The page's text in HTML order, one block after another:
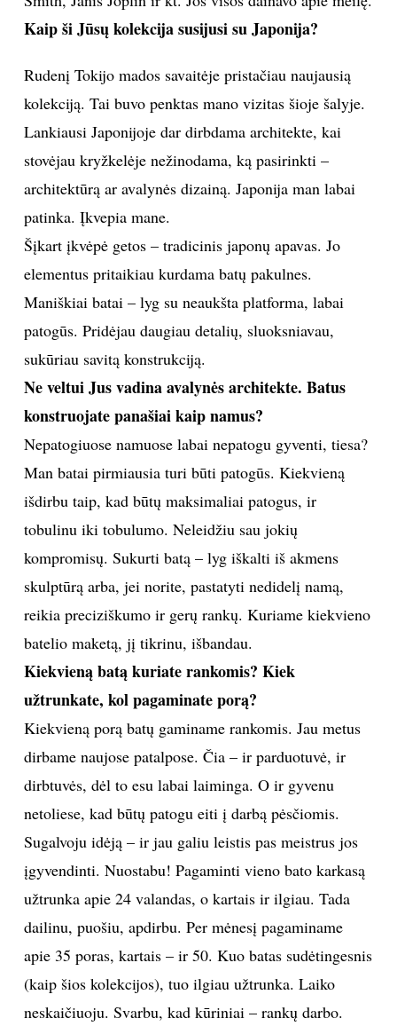
Kaip ši Jūsų kolekcija susijusi su Japonija?
Rudenį Tokijo mados savaitėje pristačiau naujausią
kolekciją. Tai buvo penktas mano vizitas šioje šalyje.
Lankiausi Japonijoje dar dirbdama architekte, kai
stovėjau kryžkelėje nežinodama, ką pasirinkti –
architektūrą ar avalynės dizainą. Japonija man labai
patinka. Įkvepia mane.
Šįkart įkvėpė getos – tradicinis japonų apavas. Jo
elementus pritaikiau kurdama batų pakulnes.
Maniškiai batai – lyg su neaukšta platforma, labai
patogūs. Pridėjau daugiau detalių, sluoksniavau,
sukūriau savitą konstrukciją.
Ne veltui Jus vadina avalynės architekte. Batus
konstruojate panašiai kaip namus?
Nepatogiuose namuose labai nepatogu gyventi, tiesa?
Man batai pirmiausia turi būti patogūs. Kiekvieną
išdirbu taip, kad būtų maksimaliai patogus, ir
tobulinu iki tobulumo. Neleidžiu sau jokių
kompromisų. Sukurti batą – lyg iškalti iš akmens
skulptūrą arba, jei norite, pastatyti nedidelį namą,
reikia preciziškumo ir gerų rankų. Kuriame kiekvieno
batelio maketą, jį tikrinu, išbandau.
Kiekvieną batą kuriate rankomis? Kiek
užtrunkate, kol pagaminate porą?
Kiekvieną porą batų gaminame rankomis. Jau metus
dirbame naujose patalpose. Čia – ir parduotuvė, ir
dirbtuvės, dėl to esu labai laiminga. O ir gyvenu
netoliese, kad būtų patogu eiti į darbą pėsčiomis.
Sugalvoju idėją – ir jau galiu leistis pas meistrus jos
įgyvendinti. Nuostabu! Pagaminti vieno bato karkasą
užtrunka apie 24 valandas, o kartais ir ilgiau. Tada
dailinu, puošiu, apdirbu. Per mėnesį pagaminame
apie 35 poras, kartais – ir 50. Kuo batas sudėtingesnis
(kaip šios kolekcijos), tuo ilgiau užtrunka. Laiko
neskaičiuoju. Svarbu, kad kūriniai – rankų darbo.